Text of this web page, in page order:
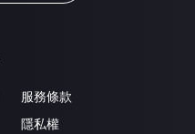
服務條款
隱私權